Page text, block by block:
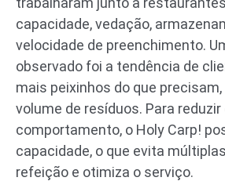
capacidade, vedação,
velocidade de preenchimento.
observado foi a tendência de
mais peixinhos do que
volume de resíduos. Para reduzir
comportamento, o Holy Carp!
capacidade, o que evita
refeição e otimiza o serviço.